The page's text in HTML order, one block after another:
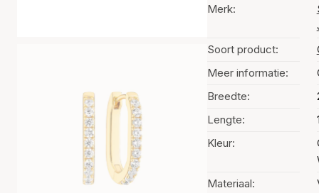
Merk:
Soort product:
Meer informatie:
Breedte:
Lengte:
Kleur:
Materiaal: